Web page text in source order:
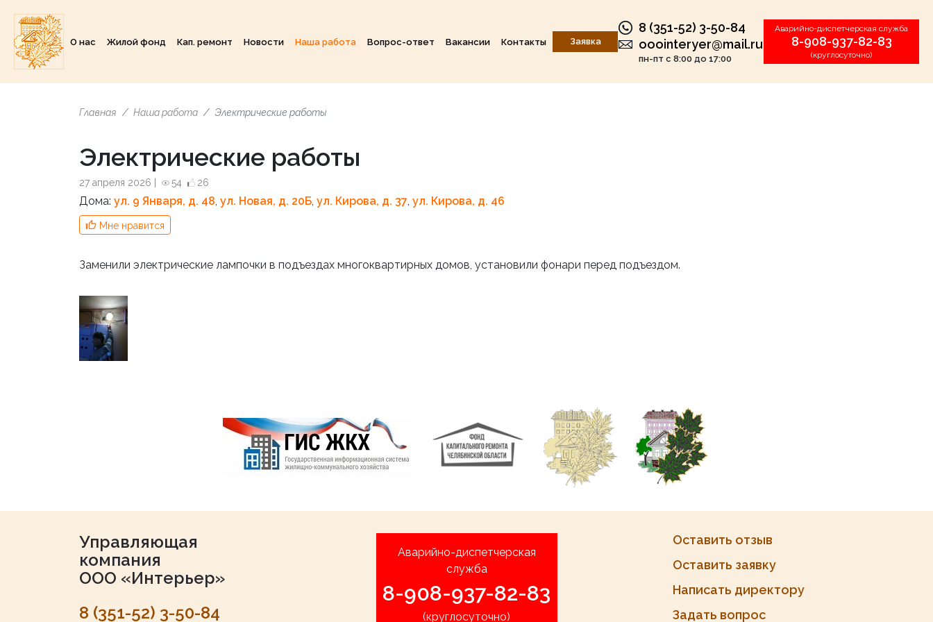
О нас Жилой фонд Кап. ремонт Новости Наша работа Вопрос-ответ Вакансии Контакты Заявка
8 (351-52) 3-50-84
ooointeryer@mail.ru
пн-пт с 8:00 до 17:00
Аварийно-диспетчерская служба
8-908-937-82-83
(круглосуточно)
Главная Наша работа Электрические работы
Электрические работы
27 апреля 2026 | 54 26
Дома: ул. 9 Января, д. 48, ул. Новая, д. 20Б, ул. Кирова, д. 37, ул. Кирова, д. 46
Мне нравится
Заменили электрические лампочки в подъездах многоквартирных домов, установили фонари перед подъездом.
Управляющая
компания
ООО «Интерьер»
8 (351-52) 3-50-84
Аварийно-диспетчерская
служба
8-908-937-82-83
(круглосуточно)
Оставить отзыв
Оставить заявку
Написать директору
Задать вопрос